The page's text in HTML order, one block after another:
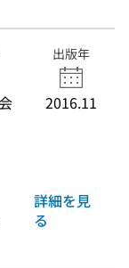
出版年
2016.11
詳細を見
る